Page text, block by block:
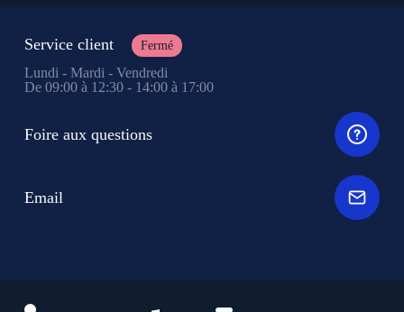
Service client Fermé
Lundi - Mardi - Vendredi
De 09:00 à 12:30 - 14:00 à 17:00
Foire aux questions
Email